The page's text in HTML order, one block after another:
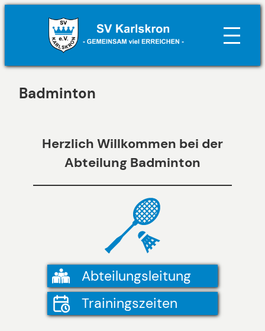
Badminton
Herzlich Willkommen bei der
Abteilung Badminton
Abteilungsleitung
Trainingszeiten